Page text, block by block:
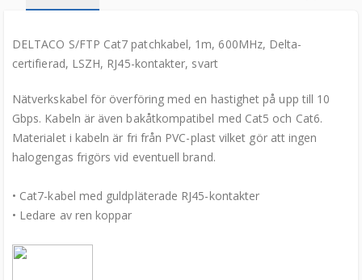
DELTACO S/FTP Cat7 patchkabel, 1m, 600MHz, Delta-
certifierad, LSZH, RJ45-kontakter, svart
Nätverkskabel för överföring med en hastighet på upp till 10
Gbps. Kabeln är även bakåtkompatibel med Cat5 och Cat6.
Materialet i kabeln är fri från PVC-plast vilket gör att ingen
halogengas frigörs vid eventuell brand.
• Cat7-kabel med guldpläterade RJ45-kontakter
• Ledare av ren koppar